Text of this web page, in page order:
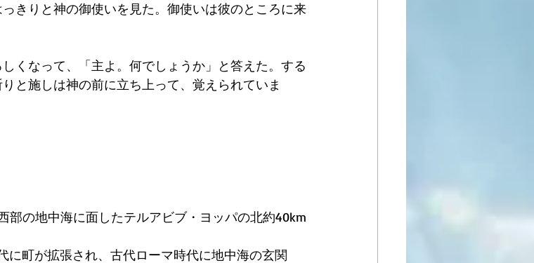
きりと神の御使いを見た。御使いは彼のところに来
くなって、「主よ。何でしょうか」と答えた。する
と施しは神の前に立ち上って、覚えられていま
部の地中海に面したテルアビブ・ヨッパの北約40km
に町が拡張され、古代ローマ時代に地中海の玄関